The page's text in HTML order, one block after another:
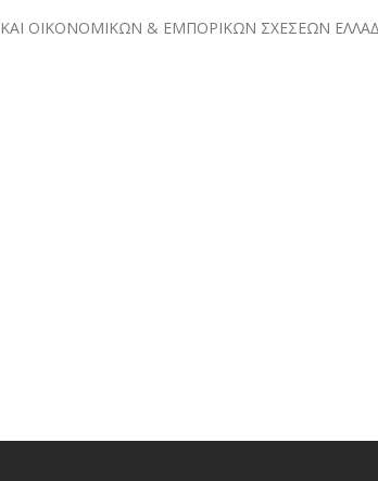
ΟΙΚΟΝΟΜΙΚΩΝ & ΕΜΠΟΡΙΚΩΝ ΣΧΕΣΕΩΝ